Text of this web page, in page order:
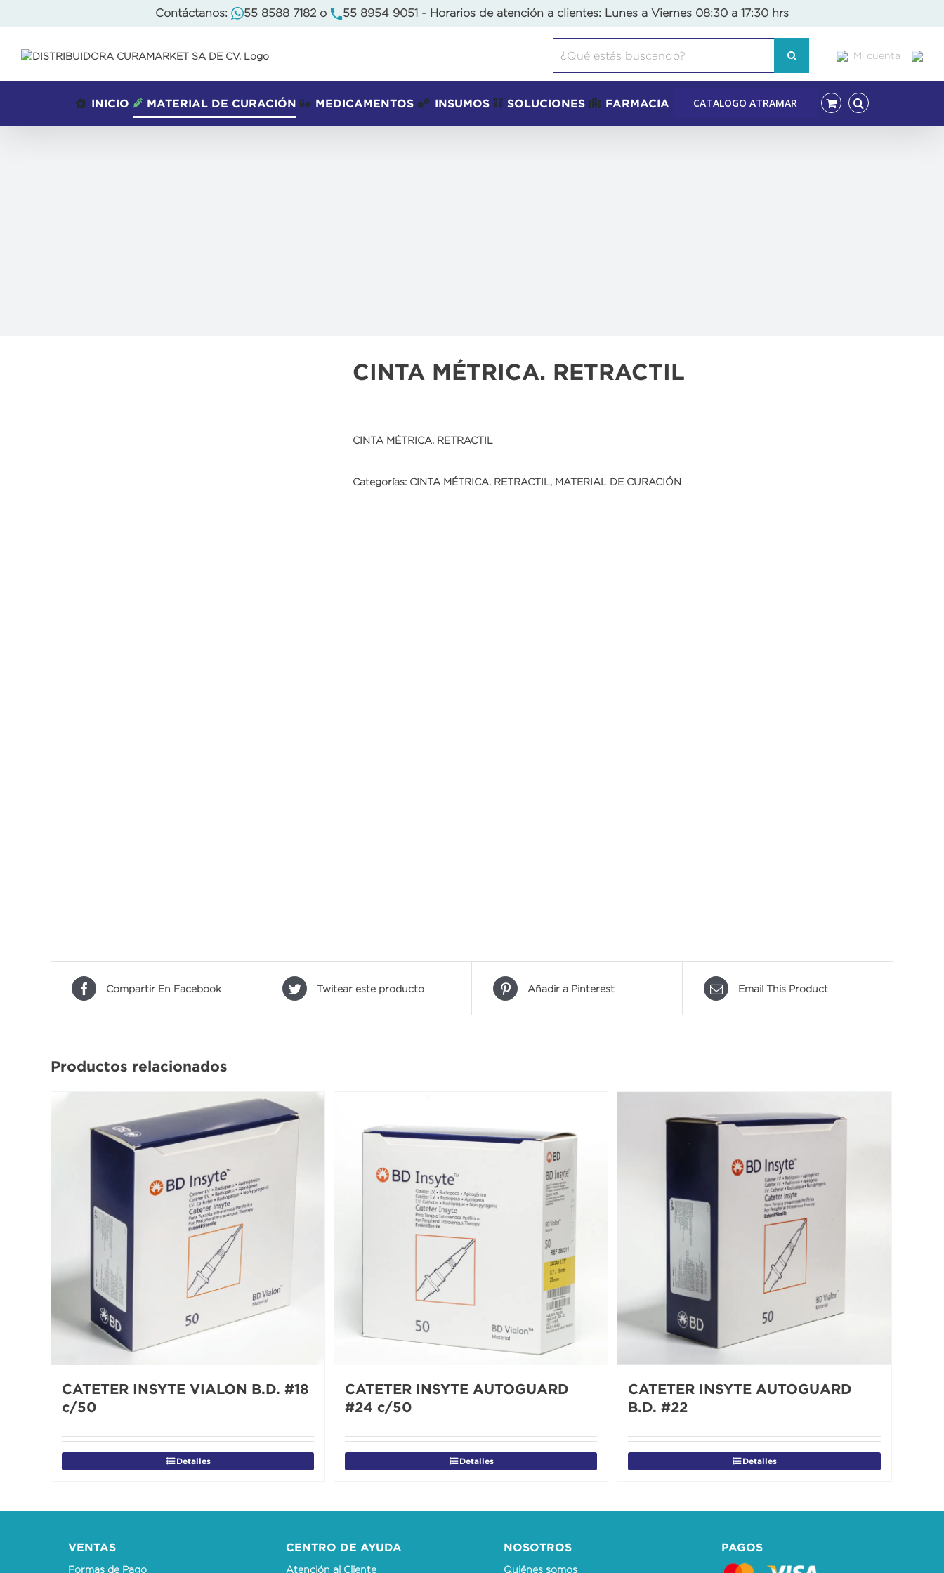
Contáctanos: 55 8588 7182 o 55 8954 9051 - Horarios de atención a clientes: Lunes a Viernes 08:30 a 17:30 hrs
Mi cuenta
INICIO MATERIAL DE CURACIÓN MEDICAMENTOS INSUMOS SOLUCIONES FARMACIA CATALOGO ATRAMAR
CINTA MÉTRICA. RETRACTIL
CINTA MÉTRICA. RETRACTIL
Categorías: CINTA MÉTRICA. RETRACTIL, MATERIAL DE CURACIÓN
Compartir En Facebook Twitear este producto Añadir a Pinterest Email This Product
Productos relacionados
CATETER INSYTE VIALON B.D. #18
c/50
Detalles
CATETER INSYTE AUTOGUARD
#24 c/50
Detalles
CATETER INSYTE AUTOGUARD
B.D. #22
Detalles
VENTAS
Formas de Pago
CENTRO DE AYUDA
Atención al Cliente
NOSOTROS
Quiénes somos
PAGOS